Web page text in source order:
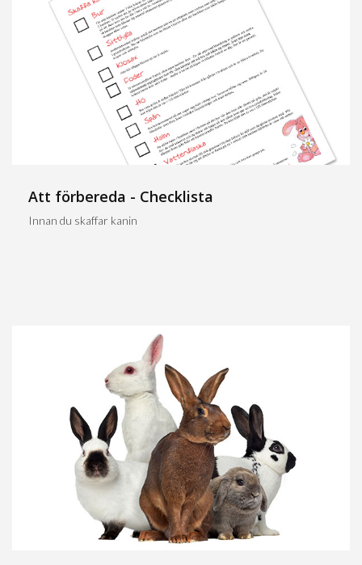
Att förbereda - Checklista
Innan du skaffar kanin